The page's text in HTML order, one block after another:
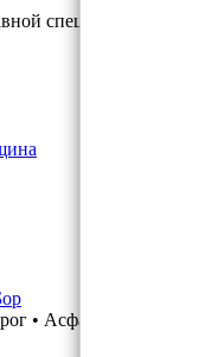
специализацией
• Асфальтирование